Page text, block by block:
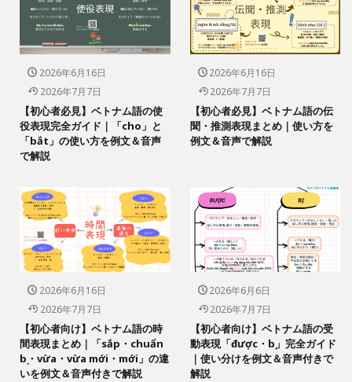
2026年6月16日
2026年7月7日
【初心者必見】ベトナム語の使
役表現完全ガイド｜「cho」と
「bắt」の使い方を例文＆音声
で解説
2026年6月16日
2026年7月7日
【初心者必見】ベトナム語の伝
聞・推測表現まとめ｜使い方を
例文＆音声で解説
2026年6月16日
2026年7月7日
【初心者向け】ベトナム語の時
間表現まとめ｜「sắp・chuẩn
bị・vừa・vừa mới・mới」の違
いを例文＆音声付きで解説
2026年6月6日
2026年7月7日
【初心者向け】ベトナム語の受
動表現「được・bị」完全ガイド
｜使い分けを例文＆音声付きで
解説